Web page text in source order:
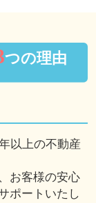
つの理由
以上の不動産
お客様の安心
ポートいたし